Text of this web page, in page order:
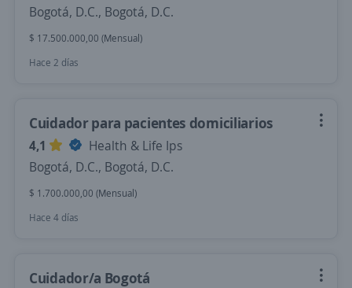
Bogotá, D.C., Bogotá, D.C.
$ 17.500.000,00 (Mensual)
Hace 2 días
Cuidador para pacientes domiciliarios
4,1
Health & Life Ips
Bogotá, D.C., Bogotá, D.C.
$ 1.700.000,00 (Mensual)
Hace 4 días
Cuidador/a Bogotá